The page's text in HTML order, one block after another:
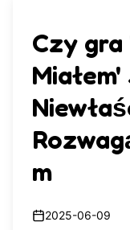
Czy gra
m
2025-06-09